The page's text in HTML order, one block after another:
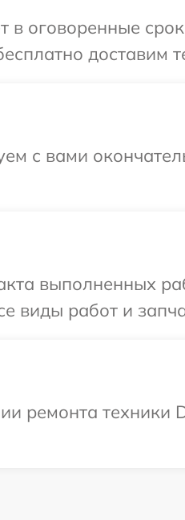
оговоренные
доставим
с вами
выполненных
виды работ и
ремонта техники